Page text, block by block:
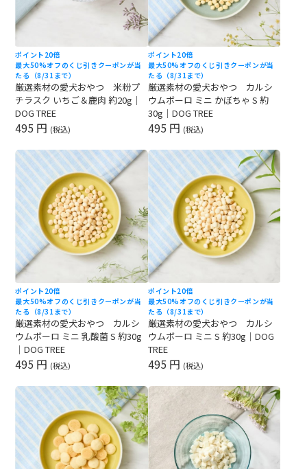
ポイント20倍
最大50%オフのくじ引きクーポンが当
たる（8/31まで）
厳選素材の愛犬おやつ 米粉プ
チラスク いちご＆鹿肉 約20g｜
DOG TREE
495 円 (税込)
ポイント20倍
最大50%オフのくじ引きクーポンが当
たる（8/31まで）
厳選素材の愛犬おやつ カルシ
ウムボーロ ミニ かぼちゃ S 約
30g｜DOG TREE
495 円 (税込)
ポイント20倍
最大50%オフのくじ引きクーポンが当
たる（8/31まで）
厳選素材の愛犬おやつ カルシ
ウムボーロ ミニ 乳酸菌 S 約30g
｜DOG TREE
495 円 (税込)
ポイント20倍
最大50%オフのくじ引きクーポンが当
たる（8/31まで）
厳選素材の愛犬おやつ カルシ
ウムボーロ ミニ S 約30g｜DOG
TREE
495 円 (税込)